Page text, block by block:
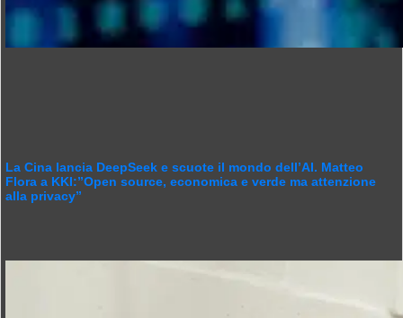
La Cina lancia DeepSeek e scuote il mondo dell’AI. Matteo
Flora a KKI:”Open source, economica e verde ma attenzione
alla privacy”